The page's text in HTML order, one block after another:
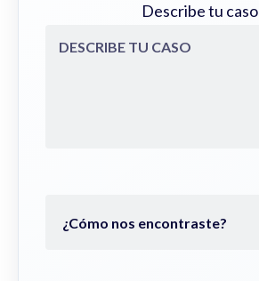
Describe tu caso